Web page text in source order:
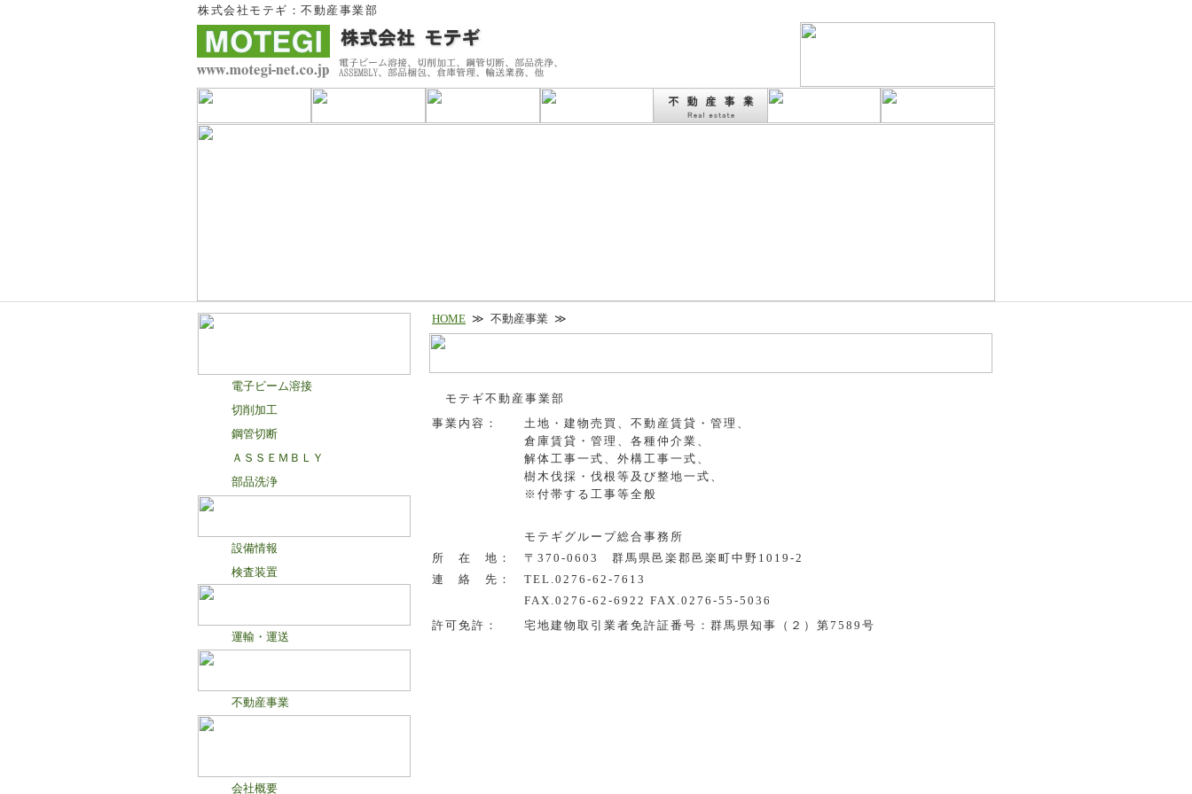
株式会社モテギ：不動産事業部
電子ビーム溶接
切削加工
鋼管切断
ＡＳＳＥＭＢＬＹ
部品洗浄
設備情報
検査装置
運輸・運送
不動産事業
会社概要
HOME ≫ 不動産事業 ≫
モテギ不動産事業部
事業内容：
土地・建物売買、不動産賃貸・管理、
倉庫賃貸・管理、各種仲介業、
解体工事一式、外構工事一式、
樹木伐採・伐根等及び整地一式、
※付帯する工事等全般
モテギグループ総合事務所
所 在 地：
〒370-0603 群馬県邑楽郡邑楽町中野1019-2
連 絡 先：
TEL.0276-62-7613
FAX.0276-62-6922 FAX.0276-55-5036
許可免許：
宅地建物取引業者免許証番号：群馬県知事（２）第7589号